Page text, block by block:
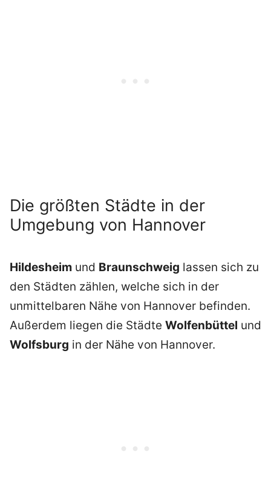
Die größten Städte in der
Umgebung von Hannover
Hildesheim und Braunschweig lassen sich zu
den Städten zählen, welche sich in der
unmittelbaren Nähe von Hannover befinden.
Außerdem liegen die Städte Wolfenbüttel und
Wolfsburg in der Nähe von Hannover.